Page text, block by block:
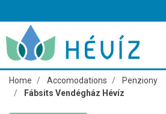
Home Accomodations
Penziony
Fábsits Vendégház Hévíz